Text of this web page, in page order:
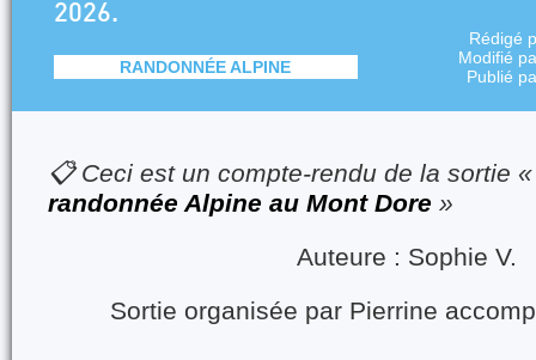
2026.
RANDONNÉE ALPINE
Rédigé
Modifié
Publié
📋 Ceci est un compte-rendu de la sortie
randonnée Alpine au Mont Dore »
Auteure : Sophie V.
Sortie organisée par Pierrine